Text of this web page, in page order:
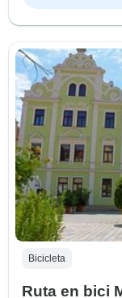
Bicicleta
Ruta en bici